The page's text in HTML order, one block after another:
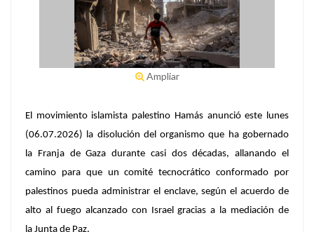
Ampliar
El movimiento islamista palestino Hamás anunció este lunes
(06.07.2026) la disolución del organismo que ha gobernado
la Franja de Gaza durante casi dos décadas, allanando el
camino para que un comité tecnocrático conformado por
palestinos pueda administrar el enclave, según el acuerdo de
alto al fuego alcanzado con Israel gracias a la mediación de
la Junta de Paz.